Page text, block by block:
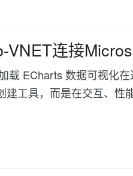
VNET连接
载 ECharts 数据可视化
建工具，而是在交互、